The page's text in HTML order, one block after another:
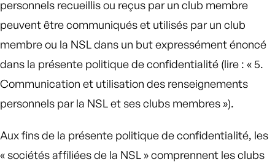
personnels recueillis ou reçus par un club membre
peuvent être communiqués et utilisés par un club
membre ou la NSL dans un but expressément énoncé
dans la présente politique de confidentialité (lire : « 5.
Communication et utilisation des renseignements
personnels par la NSL et ses clubs membres »).
Aux fins de la présente politique de confidentialité, les
« sociétés affiliées de la NSL » comprennent les clubs